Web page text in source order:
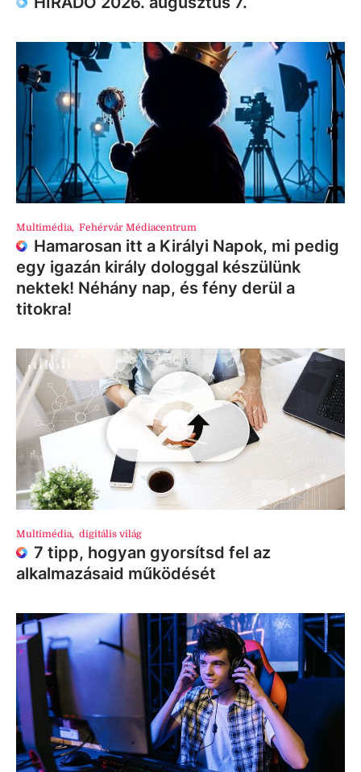
Multimédia, Fehérvár Médiacentrum
Hamarosan itt a Királyi Napok, mi pedig
egy igazán király dologgal készülünk
nektek! Néhány nap, és fény derül a
titokra!
Multimédia, digitális világ
7 tipp, hogyan gyorsítsd fel az
alkalmazásaid működését